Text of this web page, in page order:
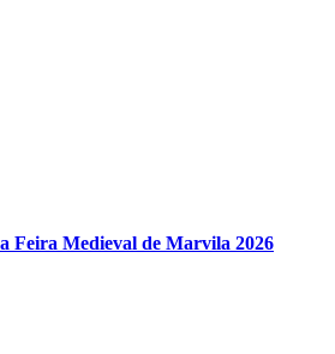
Feira Medieval de Marvila 2026